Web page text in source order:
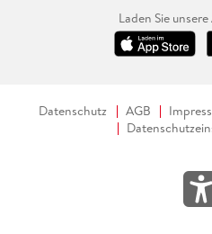
Laden Sie
Datenschutz AGB